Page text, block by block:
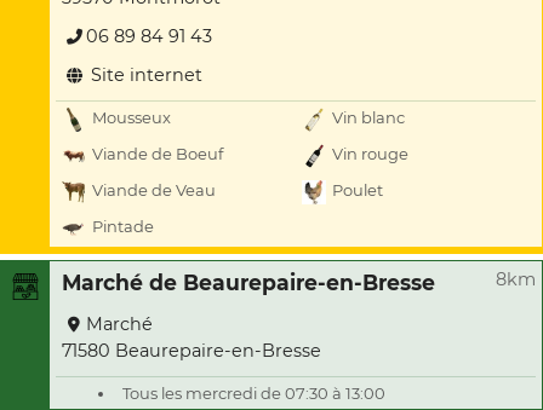
06 89 84 91 43
Site internet
Mousseux
Vin blanc
Viande de Boeuf
Vin rouge
Viande de Veau
Poulet
Pintade
Marché de Beaurepaire-en-Bresse 8km
Marché
71580 Beaurepaire-en-Bresse
Tous les mercredi de 07:30 à 13:00